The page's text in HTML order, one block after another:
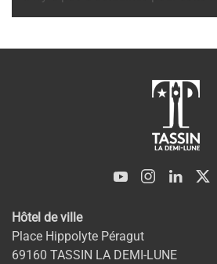
Hôtel de ville
Place Hippolyte Péragut
69160 TASSIN LA DEMI-LUNE